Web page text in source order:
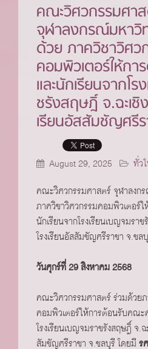
คณะวิศวกรรมศา
จุฬาลงกรณ์มหาวิ
ด้วย ภาควิชาวิศว
คอมพิวเตอร์ให้ก
และนักเรียนจากโ
ชรังสฤษฎิ์ จ.ฉะเชิ
เรียนอัสสัมชัญศรี
August 29, 2025 ทั่ว
คณะวิศวกรรมศาสตร์ จุฬาลงก
ภาควิชาวิศวกรรมคอมพิวเตอร์
นักเรียนจากโรงเรียนเบญจมรา
โรงเรียนอัสสัมชัญศรีราชา จ.ชล
วันศุกร์ที่ 29 สิงหาคม 2568
คณะวิศวกรรมศาสตร์ ร่วมด้วย
คอมพิวเตอร์ให้การต้อนรับคณะ
โรงเรียนเบญจมราชรังสฤษฎิ์ จ.ฉ
สัมชัญศรีราชา จ.ชลบุรี โดยมีร